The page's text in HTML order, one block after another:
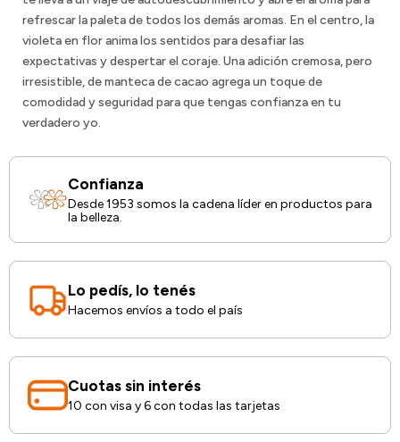
refrescar la paleta de todos los demás aromas. En el centro, la
violeta en flor anima los sentidos para desafiar las
expectativas y despertar el coraje. Una adición cremosa, pero
irresistible, de manteca de cacao agrega un toque de
comodidad y seguridad para que tengas confianza en tu
verdadero yo.
Confianza
Desde 1953 somos la cadena líder en productos para
la belleza.
Lo pedís, lo tenés
Hacemos envíos a todo el país
Cuotas sin interés
10 con visa y 6 con todas las tarjetas